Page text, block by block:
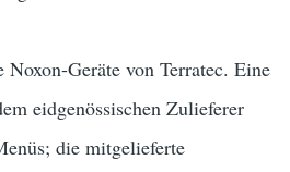
Geräte von Terratec. Eine
eidgenössischen Zulieferer
die mitgelieferte